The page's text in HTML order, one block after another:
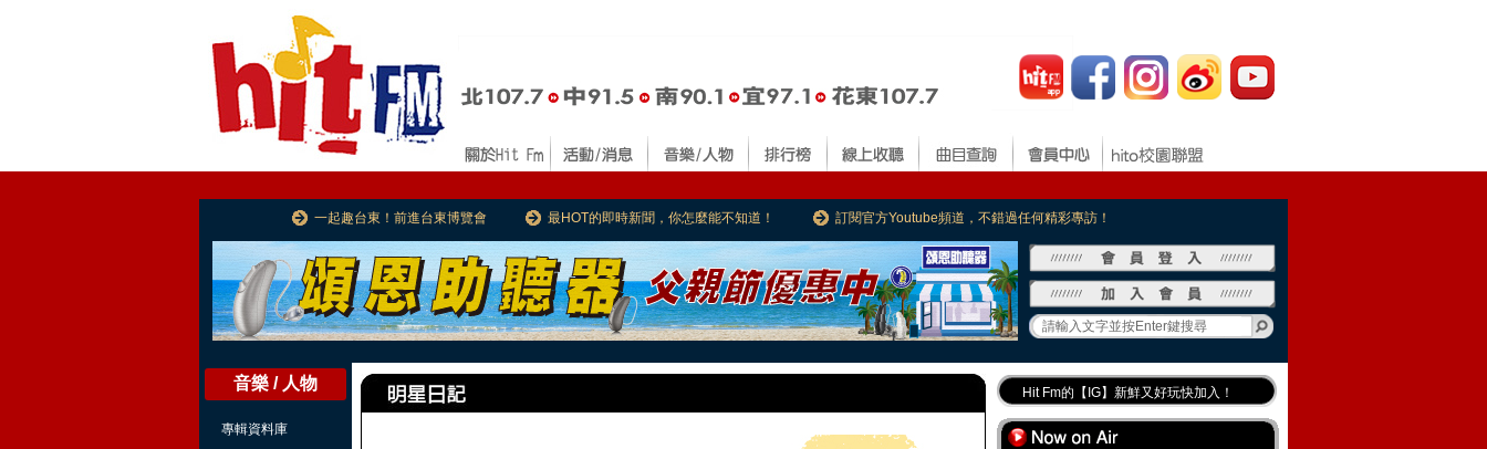
一起趣台東！前進台東博覽會 最HOT的即時新聞，你怎麼能不知道！ 訂閱官方Youtube頻道，不錯過任何精彩專訪！
音樂 / 人物
專輯資料庫
Hit Fm的【IG】新鮮又好玩快加入！
Hit Fm【FB臉書粉絲團】等你加入！